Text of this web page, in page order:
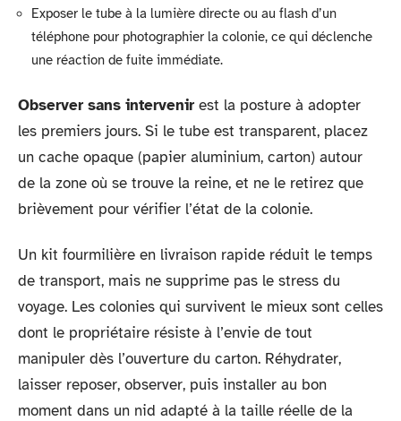
Exposer le tube à la lumière directe ou au flash d’un
téléphone pour photographier la colonie, ce qui déclenche
une réaction de fuite immédiate.
Observer sans intervenir est la posture à adopter
les premiers jours. Si le tube est transparent, placez
un cache opaque (papier aluminium, carton) autour
de la zone où se trouve la reine, et ne le retirez que
brièvement pour vérifier l’état de la colonie.
Un kit fourmilière en livraison rapide réduit le temps
de transport, mais ne supprime pas le stress du
voyage. Les colonies qui survivent le mieux sont celles
dont le propriétaire résiste à l’envie de tout
manipuler dès l’ouverture du carton. Réhydrater,
laisser reposer, observer, puis installer au bon
moment dans un nid adapté à la taille réelle de la